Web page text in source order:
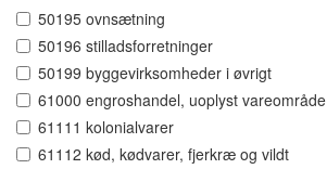
50195 ovnsætning
50196 stilladsforretninger
50199 byggevirksomheder i øvrigt
61000 engroshandel, uoplyst vareområde
61111 kolonialvarer
61112 kød, kødvarer, fjerkræ og vildt